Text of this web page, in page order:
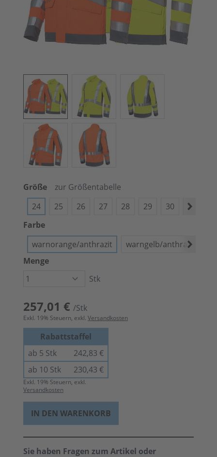
Größe
zur Größentabelle
24
25 26 27 28 29 30 44
Farbe
warnorange/anthrazit
warngelb/anthrazit
Menge
Stk
257,01 € /Stk
Exkl. 19% Steuern, exkl. Versandkosten
Rabattstaffel
ab 5 Stk
242,83 €
ab 10 Stk
230,43 €
Exkl. 19% Steuern, exkl.
Versandkosten
IN DEN WARENKORB
Sie haben Fragen zum Artikel oder